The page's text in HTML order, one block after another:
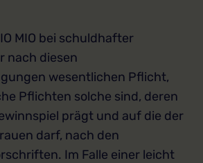
MIO bei schuldhafter
nach diesen
wesentlichen Pflicht,
Pflichten solche sind, deren
prägt und auf die der
darf, nach den
Im Falle einer leicht